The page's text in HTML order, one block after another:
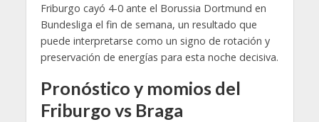
Friburgo cayó 4-0 ante el Borussia Dortmund en
Bundesliga el fin de semana, un resultado que
puede interpretarse como un signo de rotación y
preservación de energías para esta noche decisiva.
Pronóstico y momios del
Friburgo vs Braga